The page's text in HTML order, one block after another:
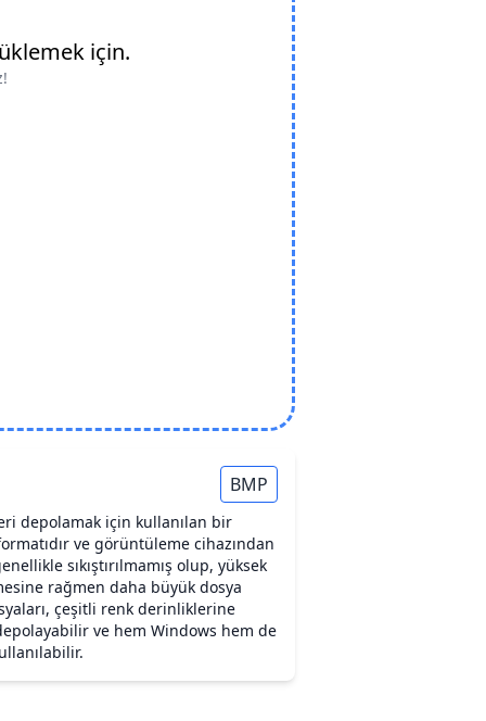
için.
BMP
depolamak için kullanılan bir
ve görüntüleme cihazından
sıkıştırılmamış olup, yüksek
rağmen daha büyük dosya
çeşitli renk derinliklerine
ve hem Windows hem de